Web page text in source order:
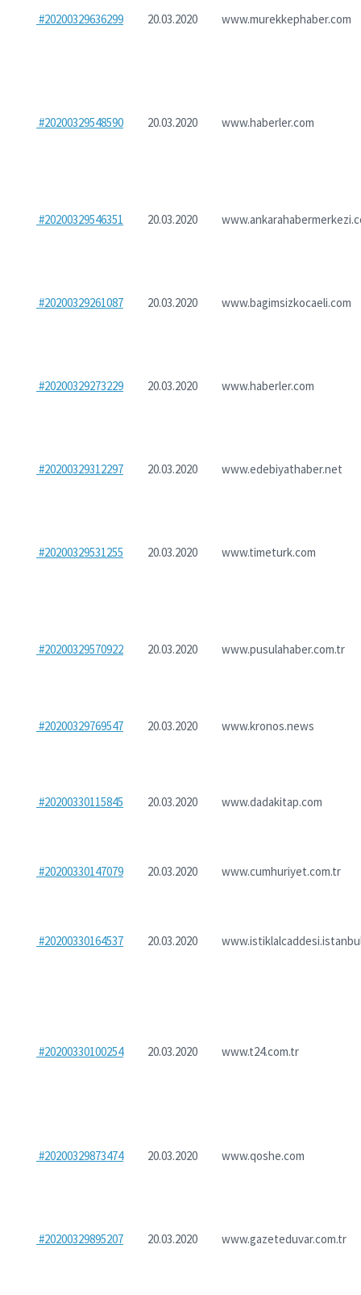
#20200329636299 20.03.2020 www.murekkephaber.com
#20200329548590 20.03.2020 www.haberler.com
#20200329546351 20.03.2020
#20200329261087 20.03.2020 www.bagimsizkocaeli.com
#20200329273229 20.03.2020 www.haberler.com
#20200329312297 20.03.2020 www.edebiyathaber.net
#20200329531255 20.03.2020 www.timeturk.com
#20200329570922 20.03.2020 www.pusulahaber.com.tr
#20200329769547 20.03.2020 www.kronos.news
#20200330115845 20.03.2020 www.dadakitap.com
#20200330147079 20.03.2020 www.cumhuriyet.com.tr
#20200330164537 20.03.2020
#20200330100254 20.03.2020 www.t24.com.tr
#20200329873474 20.03.2020 www.qoshe.com
#20200329895207 20.03.2020 www.gazeteduvar.com.tr